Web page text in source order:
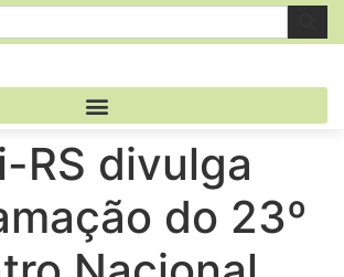
RS divulga
do 23º